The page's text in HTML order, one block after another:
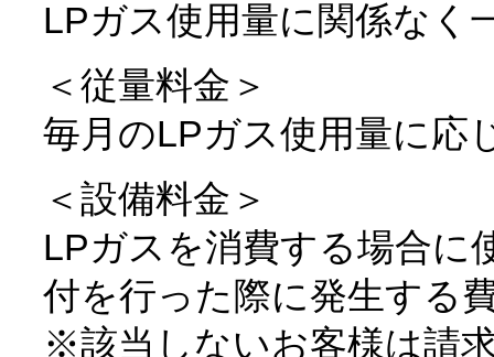
LPガス使用量に関係なく
＜従量料金＞
毎月のLPガス使用量に応
＜設備料金＞
LPガスを消費する場合に
付を行った際に発生する
※該当しないお客様は請